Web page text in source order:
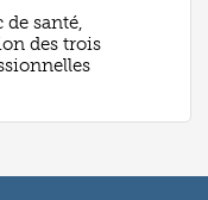
santé,
des trois